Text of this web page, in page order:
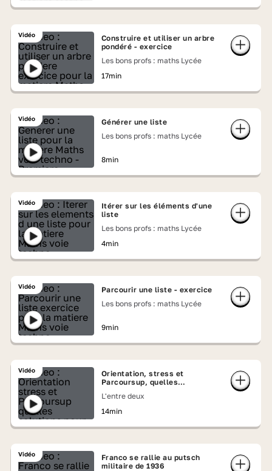
Vidéo
Construire et utiliser un arbre
pondéré - exercice
Les bons profs : maths Lycée
17min
Vidéo
Générer une liste
Les bons profs : maths Lycée
8min
Vidéo
Itérer sur les éléments d'une
liste
Les bons profs : maths Lycée
4min
Vidéo
Parcourir une liste - exercice
Les bons profs : maths Lycée
9min
Vidéo
Orientation, stress et
Parcoursup, quelles
L'entre deux
14min
Vidéo
Franco se rallie au putsch
militaire de 1936